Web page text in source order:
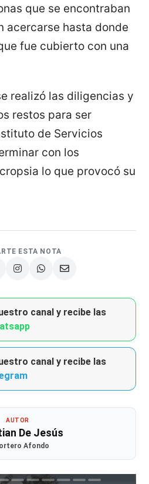
que se encontraban
acercarse hasta donde
fue cubierto con una
realizó las diligencias y
restos para ser
de Servicios
con los
lo que provocó su
ESTA NOTA
canal y recibe las
canal y recibe las
AUTOR
De Jesús
Afondo